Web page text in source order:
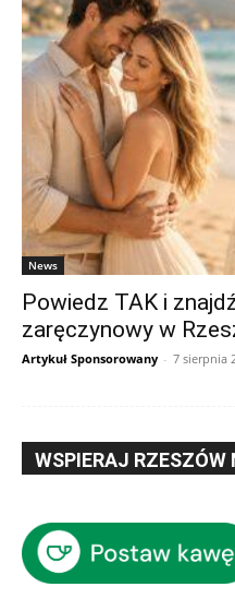
News
Powiedz TAK i
zaręczynowy w
Artykuł Sponsorowany - 7 sierpnia
WSPIERAJ RZESZÓW